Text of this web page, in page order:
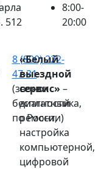
512
8:00-
20:00
8 (800) 222-
47-31
(звонок
бесплатный
по России)
«Белый
выездной
сервис» –
диагностика,
ремонт,
настройка
компьютерной,
цифровой